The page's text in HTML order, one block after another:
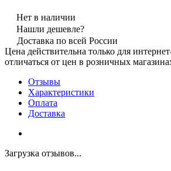
Нет в наличии
Нашли дешевле?
Доставка по всей России
Цена действительна только для
отличаться от цен в розничных
Отзывы
Характеристики
Оплата
Доставка
Загрузка отзывов...